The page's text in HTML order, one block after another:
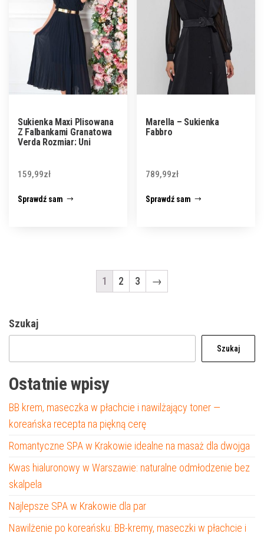
Sukienka Maxi Plisowana
Z Falbankami Granatowa
Verda Rozmiar: Uni
159,99zł
Sprawdź sam
Marella – Sukienka
Fabbro
789,99zł
Sprawdź sam
1 2 3 →
Szukaj
Szukaj
Ostatnie wpisy
BB krem, maseczka w płachcie i nawilżający toner —
koreańska recepta na piękną cerę
Romantyczne SPA w Krakowie idealne na masaż dla dwojga
Kwas hialuronowy w Warszawie: naturalne odmłodzenie bez
skalpela
Najlepsze SPA w Krakowie dla par
Nawilżenie po koreańsku: BB-kremy, maseczki w płachcie i